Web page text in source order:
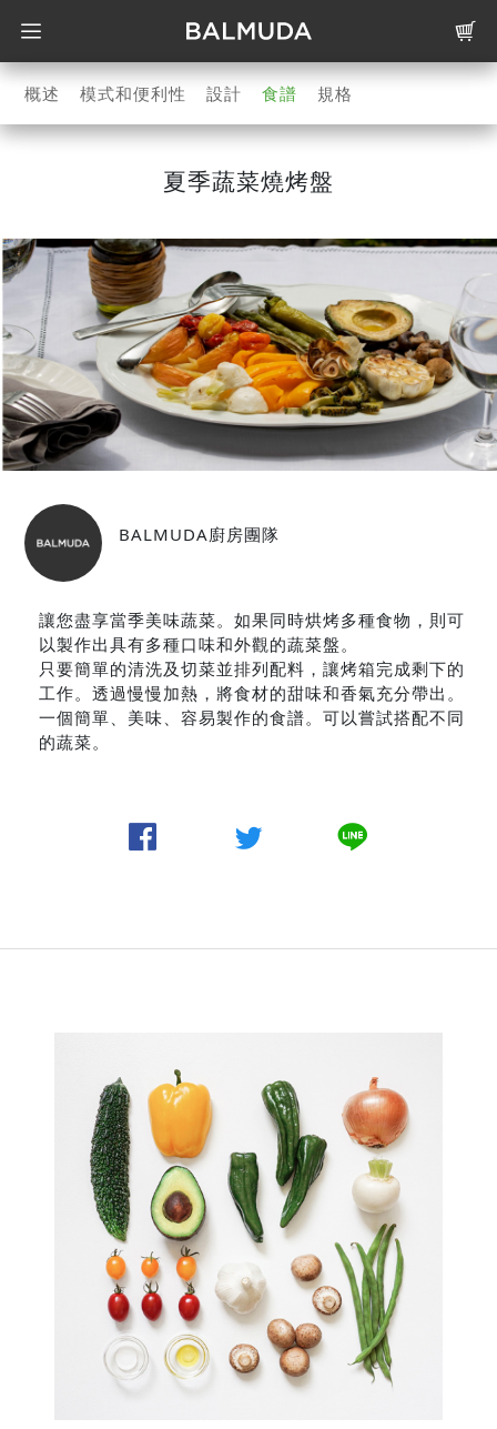
概述 模式和便利性 設計 食譜 規格
夏季蔬菜燒烤盤
BALMUDA廚房團隊
讓您盡享當季美味蔬菜。如果同時烘烤多種食物，則可
以製作出具有多種口味和外觀的蔬菜盤。
只要簡單的清洗及切菜並排列配料，讓烤箱完成剩下的
工作。透過慢慢加熱，將食材的甜味和香氣充分帶出。
一個簡單、美味、容易製作的食譜。可以嘗試搭配不同
的蔬菜。